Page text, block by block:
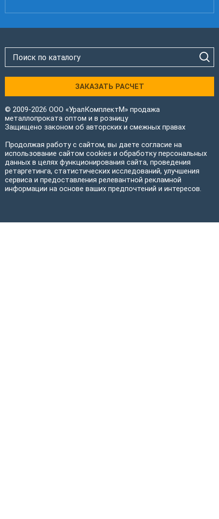
ЗАКАЗАТЬ РАСЧЕТ
© 2009-2026 ООО «УралКомплектМ» продажа
металлопроката оптом и в розницу
Защищено законом об авторских и смежных правах
Продолжая работу с сайтом, вы даете согласие на
использование сайтом cookies и обработку персональных
данных в целях функционирования сайта, проведения
ретаргетинга, статистических исследований, улучшения
сервиса и предоставления релевантной рекламной
информации на основе ваших предпочтений и интересов.